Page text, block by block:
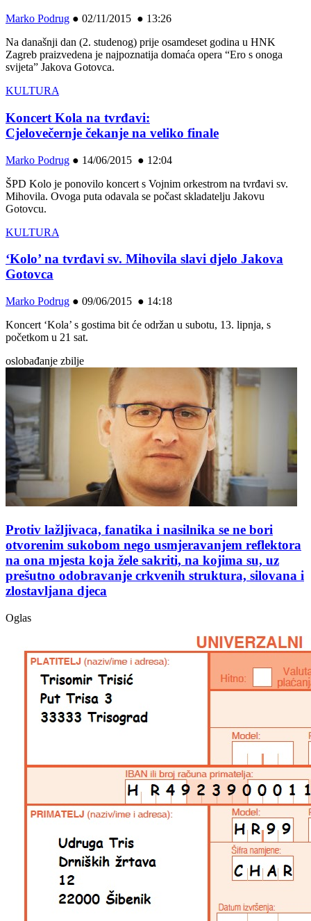
Marko Podrug ● 02/11/2015 ● 13:26
Na današnji dan (2. studenog) prije osamdeset godina u HNK
Zagreb praizvedena je najpoznatija domaća opera “Ero s onoga
svijeta” Jakova Gotovca.
KULTURA
Koncert Kola na tvrđavi:
Cjelovečernje čekanje na veliko finale
Marko Podrug ● 14/06/2015 ● 12:04
ŠPD Kolo je ponovilo koncert s Vojnim orkestrom na tvrđavi sv.
Mihovila. Ovoga puta odavala se počast skladatelju Jakovu
Gotovcu.
KULTURA
‘Kolo’ na tvrđavi sv. Mihovila slavi djelo Jakova
Gotovca
Marko Podrug ● 09/06/2015 ● 14:18
Koncert ‘Kola’ s gostima bit će održan u subotu, 13. lipnja, s
početkom u 21 sat.
oslobađanje zbilje
Protiv lažljivaca, fanatika i nasilnika se ne bori
otvorenim sukobom nego usmjeravanjem reflektora
na ona mjesta koja žele sakriti, na kojima su, uz
prešutno odobravanje crkvenih struktura, silovana i
zlostavljana djeca
Oglas